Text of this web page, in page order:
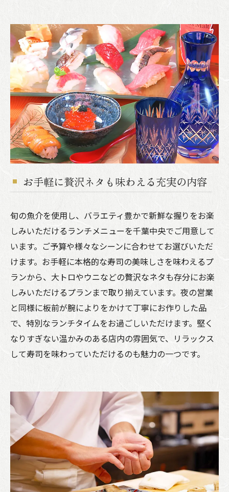
お手軽に贅沢ネタも味わえる充実の内容
旬の魚介を使用し、バラエティ豊かで新鮮な握りをお楽
しみいただけるランチメニューを千葉中央でご用意して
います。ご予算や様々なシーンに合わせてお選びいただ
けます。お手軽に本格的な寿司の美味しさを味わえるプ
ランから、大トロやウニなどの贅沢なネタも存分にお楽
しみいただけるプランまで取り揃えています。夜の営業
と同様に板前が腕によりをかけて丁寧にお作りした品
で、特別なランチタイムをお過ごしいただけます。堅く
なりすぎない温かみのある店内の雰囲気で、リラックス
して寿司を味わっていただけるのも魅力の一つです。